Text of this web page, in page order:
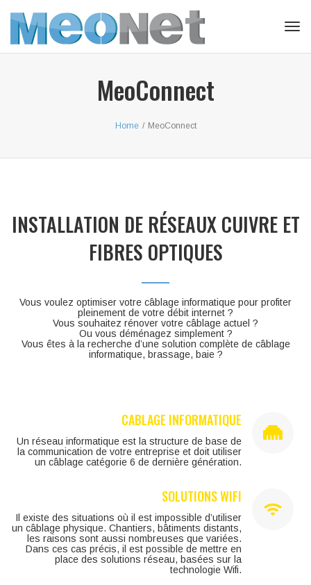
MeoConnect
Home / MeoConnect
INSTALLATION DE RÉSEAUX CUIVRE ET
FIBRES OPTIQUES
Vous voulez optimiser votre câblage informatique pour profiter
pleinement de votre débit internet ?
Vous souhaitez rénover votre câblage actuel ?
Ou vous déménagez simplement ?
Vous êtes à la recherche d’une solution complète de câblage
informatique, brassage, baie ?
CABLAGE INFORMATIQUE
Un réseau informatique est la structure de base de
la communication de votre entreprise et doit utiliser
un câblage catégorie 6 de dernière génération.
SOLUTIONS WIFI
Il existe des situations où il est impossible d’utiliser
un câblage physique. Chantiers, bâtiments distants,
les raisons sont aussi nombreuses que variées.
Dans ces cas précis, il est possible de mettre en
place des solutions réseau, basées sur la
technologie Wifi.